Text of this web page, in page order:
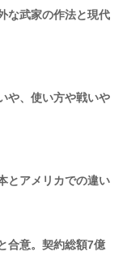
な武家の作法と現代
や、使い方や戦いや
とアメリカでの違い
合意。契約総額7億